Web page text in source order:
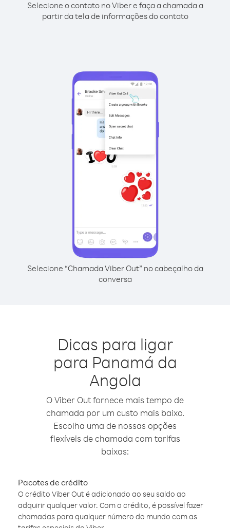
Selecione o contato no Viber e faça a chamada a
partir da tela de informações do contato
Selecione “Chamada Viber Out” no cabeçalho da
conversa
Dicas para ligar
para Panamá da
Angola
O Viber Out fornece mais tempo de
chamada por um custo mais baixo.
Escolha uma de nossas opções
flexíveis de chamada com tarifas
baixas:
Pacotes de crédito
O crédito Viber Out é adicionado ao seu saldo ao
adquirir qualquer valor. Com o crédito, é possível fazer
chamadas para qualquer número do mundo com as